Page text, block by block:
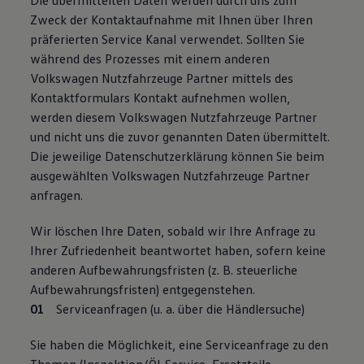
75 Jahre Bulli Jubiläum
Bulli Magazin
Fahrzeugabholung ab Werk
Zweck der Kontaktaufnahme mit Ihnen über Ihren
präferierten Service Kanal verwendet. Sollten Sie
während des Prozesses mit einem anderen
Volkswagen Nutzfahrzeuge Partner mittels des
Kontaktformulars Kontakt aufnehmen wollen,
werden diesem Volkswagen Nutzfahrzeuge Partner
und nicht uns die zuvor genannten Daten übermittelt.
Die jeweilige Datenschutzerklärung können Sie beim
ausgewählten Volkswagen Nutzfahrzeuge Partner
anfragen.
Wir löschen Ihre Daten, sobald wir Ihre Anfrage zu
Ihrer Zufriedenheit beantwortet haben, sofern keine
anderen Aufbewahrungsfristen (z. B. steuerliche
Aufbewahrungsfristen) entgegenstehen.
Serviceanfragen (u. a. über die Händlersuche)
Sie haben die Möglichkeit, eine Serviceanfrage zu den